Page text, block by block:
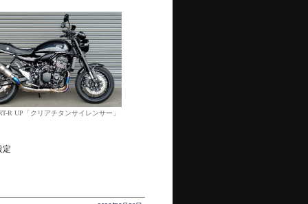
R UP「クリアチタンサイレンサー」
定